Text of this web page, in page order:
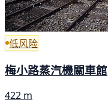
低风险
梅小路蒸汽機關車館
422 m